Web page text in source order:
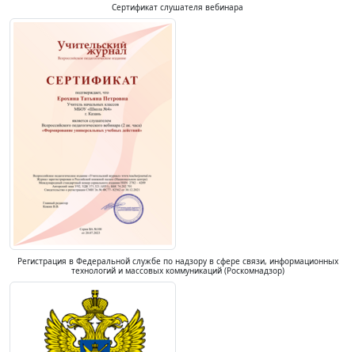
Сертификат слушателя вебинара
Регистрация в Федеральной службе по надзору в сфере связи, информационных
технологий и массовых коммуникаций (Роскомнадзор)